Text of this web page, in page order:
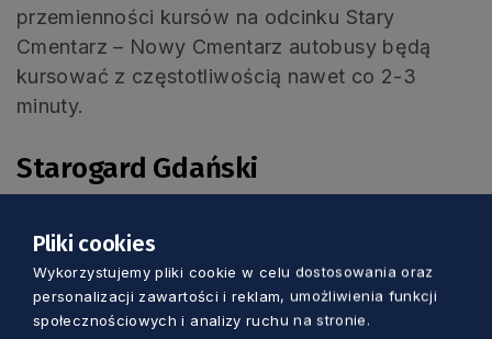
przemienności kursów na odcinku Stary
Cmentarz – Nowy Cmentarz autobusy będą
kursować z częstotliwością nawet co 2-3
minuty.
Starogard Gdański
Aby ułatwić mieszkańcom dojazd do Cmentarza
Łapiszewo uruchomione zostaną trzy specjalne
linie autobusowe. Będą to: C-1 z os. Zielona
Dolina, C-2 z os. Bohaterów Monte Cassino
Pliki cookies
Wykorzystujemy pliki cookie w celu dostosowania oraz
personalizacji zawartości i reklam, umożliwienia funkcji
społecznościowych i analizy ruchu na stronie.